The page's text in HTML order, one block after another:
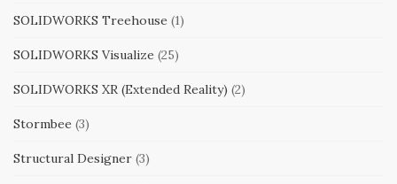
SOLIDWORKS Treehouse (1)
SOLIDWORKS Visualize (25)
SOLIDWORKS XR (Extended Reality) (2)
Stormbee (3)
Structural Designer (3)